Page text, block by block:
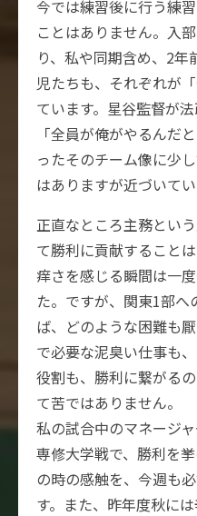
今では練習後に行う練
ことはありません。入
り、私や同期含め、2
児たちも、それぞれが
ています。星谷監督が
「全員が俺がやるんだ
ったそのチーム像に少
はありますが近づいてい
正直なところ主務とい
て勝利に貢献すること
痒さを感じる瞬間は一
た。ですが、関東1部
ば、どのような困難も
で必要な泥臭い仕事も
役割も、勝利に繋がる
て苦ではありません。
私の試合中のマネージ
専修大学戦で、勝利を
の時の感触を、今週も
す。また、昨年度秋に